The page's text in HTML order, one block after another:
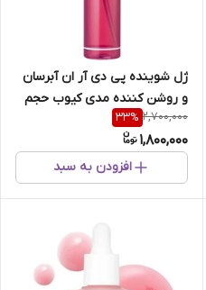
ژل شوینده پی دی آر ان آبرسان
و روشن کننده مدی کیوب حجم
200 میل
2,700,000
33%
1,800,000
افزودن به سبد